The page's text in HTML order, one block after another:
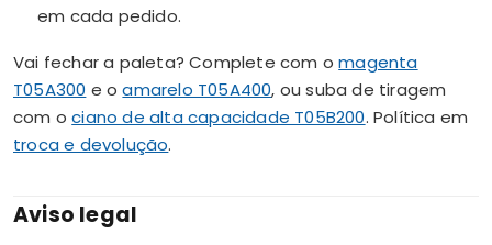
em cada pedido.
Vai fechar a paleta? Complete com omagenta
T05A300 e oamarelo T05A400, ou suba de tiragem
com ociano de alta capacidade T05B200. Política em
troca e devolução.
Aviso legal